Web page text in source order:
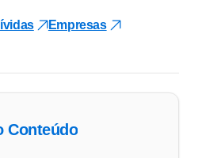
Empresas
Conteúdo